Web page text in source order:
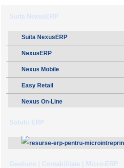
Suita NexusERP
Suita NexusERP
NexusERP
Nexus Mobile
Easy Retail
Nexus On-Line
Solutii ERP
Gestiune | Contabilitate | Micro-ERP